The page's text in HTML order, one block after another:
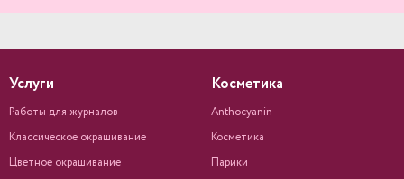
Услуги
Работы для журналов
Классическое окрашивание
Цветное окрашивание
Косметика
Anthocyanin
Косметика
Парики